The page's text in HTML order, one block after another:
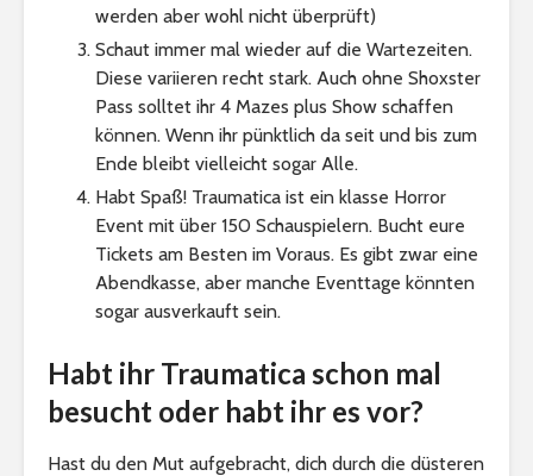
werden aber wohl nicht überprüft)
Schaut immer mal wieder auf die Wartezeiten.
Diese variieren recht stark. Auch ohne Shoxster
Pass solltet ihr 4 Mazes plus Show schaffen
können. Wenn ihr pünktlich da seit und bis zum
Ende bleibt vielleicht sogar Alle.
Habt Spaß! Traumatica ist ein klasse Horror
Event mit über 150 Schauspielern. Bucht eure
Tickets am Besten im Voraus. Es gibt zwar eine
Abendkasse, aber manche Eventtage könnten
sogar ausverkauft sein.
Habt ihr Traumatica schon mal
besucht oder habt ihr es vor?
Hast du den Mut aufgebracht, dich durch die düsteren